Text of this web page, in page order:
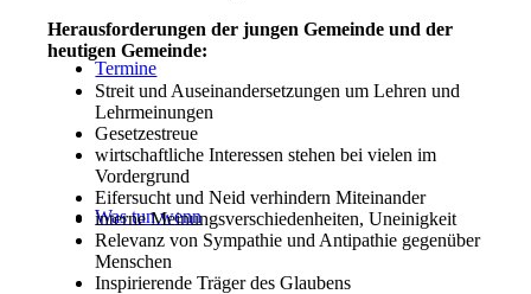
Termine
Was tun wenn
Herausforderungen der jungen Gemeinde und der
heutigen Gemeinde:
Streit und Auseinandersetzungen um Lehren und
Lehrmeinungen
Gesetzestreue
wirtschaftliche Interessen stehen bei vielen im
Vordergrund
Eifersucht und Neid verhindern Miteinander
interne Meinungsverschiedenheiten, Uneinigkeit
Relevanz von Sympathie und Antipathie gegenüber
Menschen
Inspirierende Träger des Glaubens